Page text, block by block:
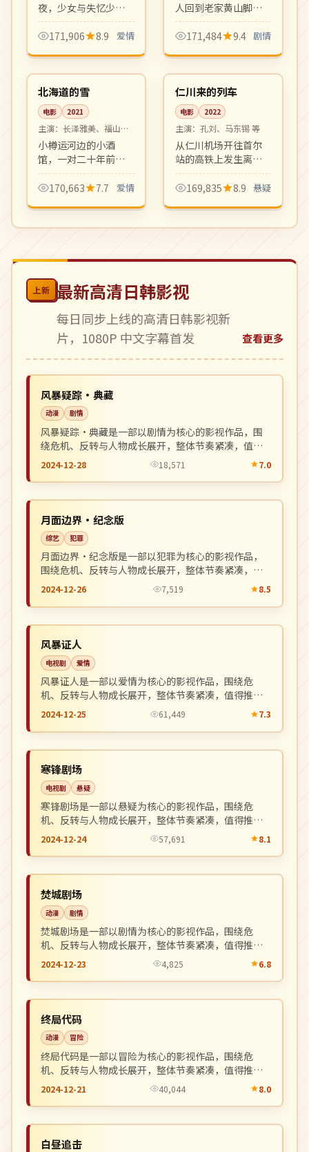
夜，少女与失忆少年
共同寻找消失的旧
友。盛夏与烟火、记
清新爱情电影。
171,906 8.9 爱情
人回到老家黄山脚下
小镇照顾生病母亲。
乡愁、家庭、和解，
平静叙事。
171,484 9.4 剧情
日本
院线 99:19
北海道的雪
电影 2021
主演： 长泽雅美、福山雅
治 等
小樽运河边的小酒
馆，一对二十年前分
别的恋人在圣诞前夜
再度相见。极冷氛围
富有油画质感。
170,663 7.7 爱情
韩国
4K 99:40
仁川来的列车
电影 2022
主演： 孔刘、马东锡 等
从仁川机场开往首尔
站的高铁上发生离奇
连环死亡事件，乘客
身份扑朔迷离。密闭
节奏紧凑反转密集。
169,835 8.9 悬疑
上新 最新高清日韩影视
每日同步上线的高清日韩影视新
片，1080P 中文字幕首发
查看更多
韩国
完结
风暴疑踪·典藏
动漫 剧情
风暴疑踪·典藏是一部以剧情为核心的影视作品，围
绕危机、反转与人物成长展开，整体节奏紧凑，值得
推荐观看。
2024-12-28 18,571 7.0
中国
月面边界·纪念版
综艺 犯罪
月面边界·纪念版是一部以犯罪为核心的影视作品，
围绕危机、反转与人物成长展开，整体节奏紧凑，值
得推荐观看。
2024-12-26 7,519 8.5
日本
风暴证人
电视剧 爱情
风暴证人是一部以爱情为核心的影视作品，围绕危
机、反转与人物成长展开，整体节奏紧凑，值得推荐
观看。
2024-12-25 61,449 7.3
韩国
寒锋剧场
电视剧 悬疑
寒锋剧场是一部以悬疑为核心的影视作品，围绕危
机、反转与人物成长展开，整体节奏紧凑，值得推荐
观看。
2024-12-24 57,691 8.1
日本
焚城剧场
动漫 剧情
焚城剧场是一部以剧情为核心的影视作品，围绕危
机、反转与人物成长展开，整体节奏紧凑，值得推荐
观看。
2024-12-23 4,825 6.8
美国
终局代码
动漫 冒险
终局代码是一部以冒险为核心的影视作品，围绕危
机、反转与人物成长展开，整体节奏紧凑，值得推荐
观看。
2024-12-21 40,044 8.0
英国
白昼追击